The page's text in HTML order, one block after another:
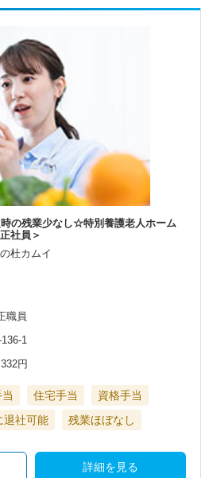
時の残業少なし☆特別養護老人ホーム
社員＞
杜カムイ
職員
円
住宅手当
資格手当
退社可能 残業ほぼなし
詳細を見る